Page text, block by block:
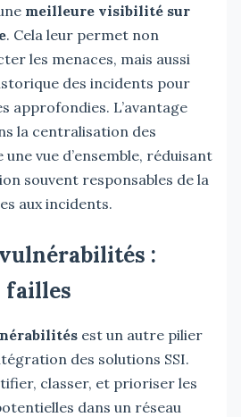
meilleure visibilité sur
. Cela leur permet non
les menaces, mais aussi
des incidents pour
approfondies. L’avantage
la centralisation des
vue d’ensemble, réduisant
souvent responsables de la
aux incidents.
:
failles
est un autre pilier
des solutions SSI.
classer, et prioriser les
dans un réseau